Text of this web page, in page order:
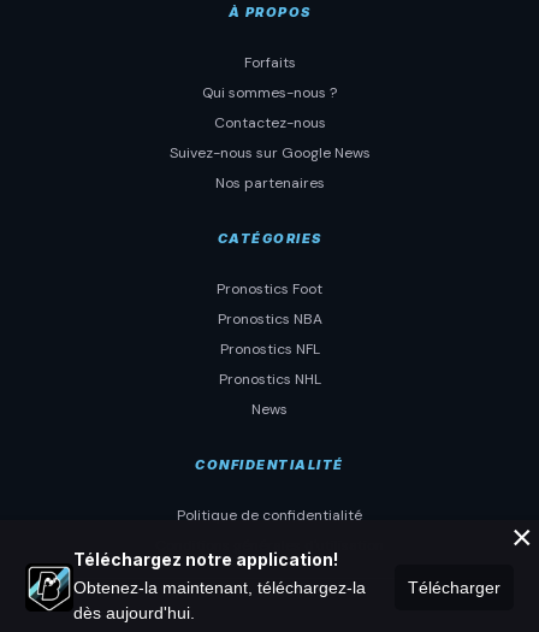
À PROPOS
Forfaits
Qui sommes-nous ?
Contactez-nous
Suivez-nous sur Google News
Nos partenaires
CATÉGORIES
Pronostics Foot
Pronostics NBA
Pronostics NFL
Pronostics NHL
News
CONFIDENTIALITÉ
Politique de confidentialité
Téléchargez notre application!
Obtenez-la maintenant, téléchargez-la
dès aujourd'hui.
Télécharger
×